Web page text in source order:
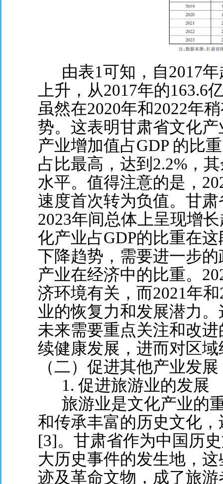
由表1可知，自2017年
上升，从2017年的163.6
虽然在2020年和2022年
势。这表明甘肃省文化
产业增加值占GDP 的比
占比最高，达到2.2%，
水平。值得注意的是，
速度首次转为负值。甘
2023年间总体上呈现增
化产业占GDP的比重在
下降趋势，需要进一步
产业在经济中的比重。
济环境有关，而2021年
业的恢复力和发展潜力
未来需要重点关注和改
续健康发展，进而对区
（二）促进其他产业发展
1. 促进旅游业的发展
旅游业是文化产业的
和传承丰富的历史文化
[3]。甘肃省作为中国历
大历史事件的发生地，
迹及革命文物，成了旅